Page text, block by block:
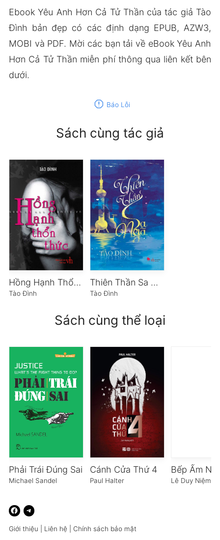
Ebook Yêu Anh Hơn Cả Tử Thần của tác giả Tào
Đình bản đẹp có các định dạng EPUB, AZW3,
MOBI và PDF. Mời các bạn tải về eBook Yêu Anh
Hơn Cả Tử Thần miễn phí thông qua liên kết bên
dưới.
report Báo Lỗi
Sách cùng tác giả
Hồng Hạnh Thổn Thức
Tào Đình
Thiên Thần Sa Ngã
Tào Đình
Sách cùng thể loại
Phải Trái Đúng Sai
Michael Sandel
Cánh Cửa Thứ 4
Paul Halter
Bếp Ấm
Lê Duy Niệm
Giới thiệu Liên hệ Chính sách bảo mật